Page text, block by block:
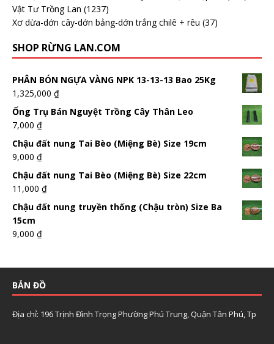
Vật Tư Trồng Lan (1237)
Xơ dừa-dớn cây-dớn bảng-dớn trắng chilê + rêu (37)
SHOP RỪNG LAN.COM
PHÂN BÓN NGỰA VÀNG NPK 13-13-13 Bao 25Kg
1,325,000 ₫
Ống Trụ Bán Nguyệt Trồng Cây Thân Leo
7,000 ₫
Chậu đất nung Tai Bèo (Miệng Bè) Size 19cm
9,000 ₫
Chậu đất nung Tai Bèo (Miệng Bè) Size 22cm
11,000 ₫
Chậu đất nung truyền thống (Chậu tròn) Size Ba
15cm
9,000 ₫
BẢN ĐỒ
Địa chỉ: 196 Trịnh Đình Trọng Phường Phú Trung, Quận Tân Phú, Tp